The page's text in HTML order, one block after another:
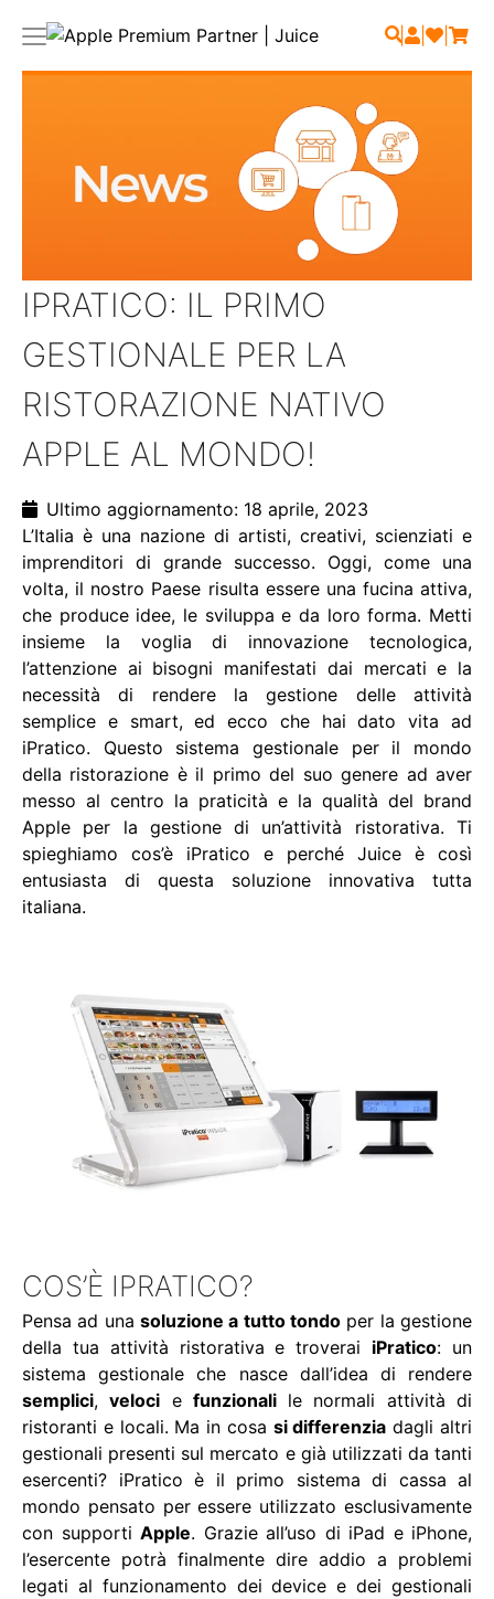
| | |
IPRATICO: IL PRIMO
GESTIONALE PER LA
RISTORAZIONE NATIVO
APPLE AL MONDO!
Ultimo aggiornamento: 18 aprile, 2023
L’Italia è una nazione di artisti, creativi, scienziati e
imprenditori di grande successo. Oggi, come una
volta, il nostro Paese risulta essere una fucina attiva,
che produce idee, le sviluppa e da loro forma. Metti
insieme la voglia di innovazione tecnologica,
l’attenzione ai bisogni manifestati dai mercati e la
necessità di rendere la gestione delle attività
semplice e smart, ed ecco che hai dato vita ad
iPratico. Questo sistema gestionale per il mondo
della ristorazione è il primo del suo genere ad aver
messo al centro la praticità e la qualità del brand
Apple per la gestione di un’attività ristorativa. Ti
spieghiamo cos’è iPratico e perché Juice è così
entusiasta di questa soluzione innovativa tutta
italiana.
COS’È IPRATICO?
Pensa ad una soluzione a tutto tondo per la gestione
della tua attività ristorativa e troverai iPratico: un
sistema gestionale che nasce dall’idea di rendere
semplici,veloci e funzionalile normali attività di
ristoranti e locali. Ma in cosa si differenzia dagli altri
gestionali presenti sul mercato e già utilizzati da tanti
esercenti? iPratico è il primo sistema di cassa al
mondo pensato per essere utilizzato esclusivamente
con supporti Apple. Grazie all’uso di iPad e iPhone,
l’esercente potrà finalmente dire addio a problemi
legati al funzionamento dei device e dei gestionali